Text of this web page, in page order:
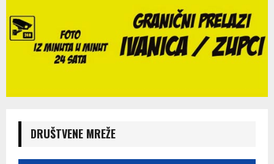
DRUŠTVENE MREŽE